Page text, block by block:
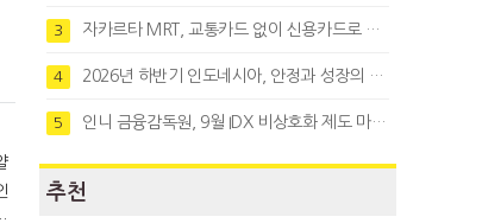
3 자카르타 MRT, 교통카드 없이 신용카드로 바로 탄다
4 2026년 하반기 인도네시아, 안정과 성장의 시험대
5 인니 금융감독원, 9월 IDX 비상호화 제도 마련…주식회사 전환 본격화
추천